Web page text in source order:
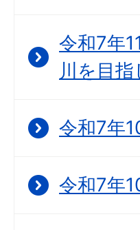
令和7年
川を目指
令和7年
令和7年